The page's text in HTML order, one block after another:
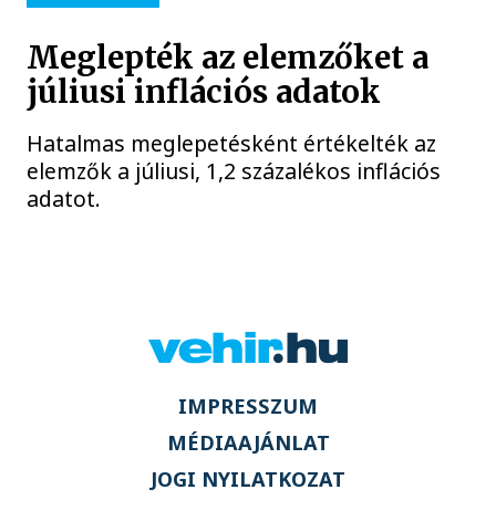
Meglepték az elemzőket a
júliusi inflációs adatok
Hatalmas meglepetésként értékelték az
elemzők a júliusi, 1,2 százalékos inflációs
adatot.
IMPRESSZUM
MÉDIAAJÁNLAT
JOGI NYILATKOZAT